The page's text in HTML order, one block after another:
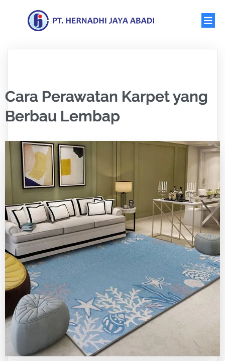
Cara Perawatan Karpet yang
Berbau Lembap